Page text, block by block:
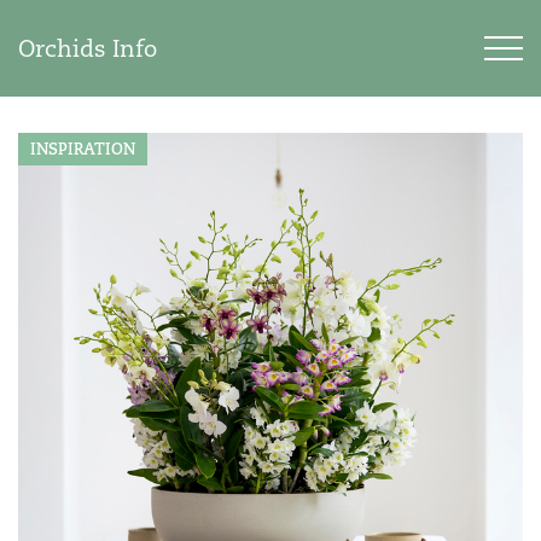
Orchids Info
INSPIRATION